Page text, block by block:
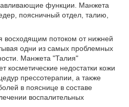
функции. Манжета
поясничный отдел, талию,
восходящим потоком от нижней
одни из самых проблемных
Манжета "Талия"
косметические недостатки кожи
прессотерапии, а также
в пояснице в составе
воспалительных